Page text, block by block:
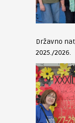
Državno
2025./2026.